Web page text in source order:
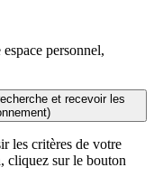
personnel,
et recevoir les
les critères de votre
cliquez sur le bouton